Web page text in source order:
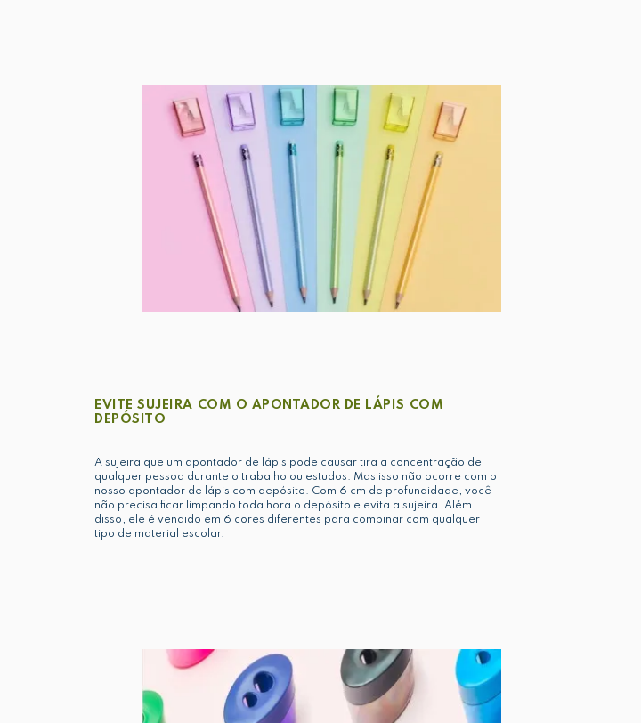
EVITE SUJEIRA COM O APONTADOR DE LÁPIS COM
DEPÓSITO
A sujeira que um apontador de lápis pode causar tira a concentração de
qualquer pessoa durante o trabalho ou estudos. Mas isso não ocorre com o
nosso apontador de lápis com depósito. Com 6 cm de profundidade, você
não precisa ficar limpando toda hora o depósito e evita a sujeira. Além
disso, ele é vendido em 6 cores diferentes para combinar com qualquer
tipo de material escolar.